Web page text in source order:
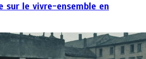
sur le vivre-ensemble en